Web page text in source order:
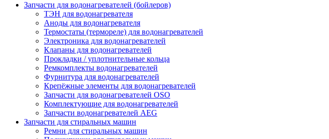
Запчасти для водонагревателей (бойлеров)
ТЭН для водонагревателя
Аноды для водонагревателя
Термостаты (термореле) для водонагревателей
Электроника для водонагревателей
Клапаны для водонагревателей
Прокладки / уплотнительные кольца
Ремкомплекты водонагревателей
Фурнитура для водонагревателей
Крепёжные элементы для водонагревателей
Запчасти для водонагревателей OSO
Комплектующие для водонагревателей
Запчасти водонагревателей AEG
Запчасти для стиральных машин
Ремни для стиральных машин